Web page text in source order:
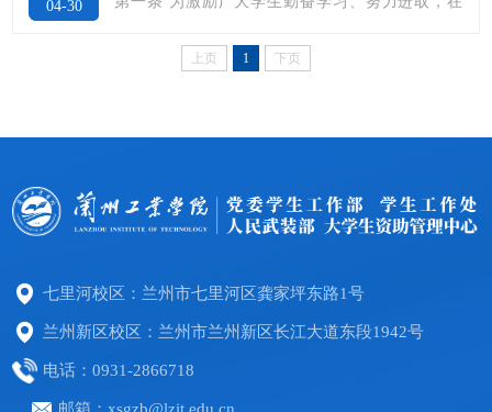
的5%评定。二等奖学金每人每年800元，按班级
公平、公正、公开、择优的原则。第二章 奖励对
04-30
《甘肃省学生资助资金管理办法》（甘财教〔201
法。第二条 国家奖学金由国家财政部出资设立，用
级）特别优秀的学生。第三条 国家奖学金评定人数
根据上级主管部门每年下达的指标确定。第四条 国
学...
上页 1 下页
七里河校区：兰州市七里河区龚家坪东路1号
兰州新区校区：兰州市兰州新区长江大道东段1942号
电话：0931-2866718